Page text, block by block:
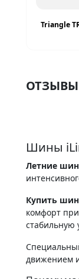
Triangle
ОТЗЫВЫ
Шины
Летние
Купить
комфорт
стабильную
движением